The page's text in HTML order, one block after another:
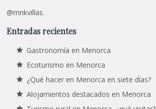
@mnkvillas.
Entradas recientes
Gastronomía en Menorca
Ecoturismo en Menorca
¿Qué hacer en Menorca en siete días?
Alojamientos destacados en Menorca